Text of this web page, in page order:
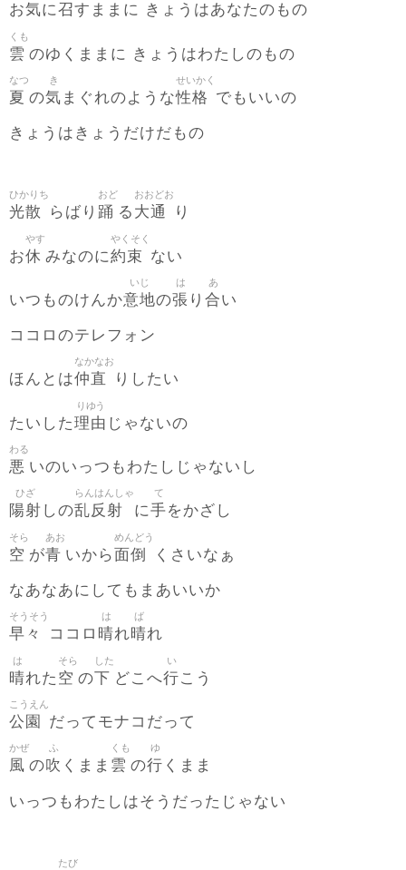
お気に召すままに きょうはあなたのもの
雲
くも
のゆくままに きょうはわたしのもの
夏
なつ
の気
き
まぐれのような性格
せいかく
でもいいの
きょうはきょうだけだもの
光散
ひかりち
らばり 踊
おど
る 大通
おおどお
り
お休
やす
みなのに約束
やくそく
ない
いつものけんか意地
いじ
の張
は
り 合
あ
い
ココロのテレフォン
ほんとは仲直
なかなお
りしたい
たいした理由
りゆう
じゃないの
悪
わる
いのいっつもわたしじゃないし
陽射
ひざ
しの乱反射
らんはんしゃ
に手
て
をかざし
空
そら
が青
あお
いから面倒
めんどう
くさいなぁ
なあなあにしてもまあいいか
早々
そうそう
ココロ 晴
は
れ晴
ば
れ
晴
は
れた 空
そら
の下
した
どこへ行
い
こう
公園
こうえん
だってモナコだって
風
かぜ
の吹
ふ
くまま 雲
くも
の行
ゆ
くまま
いっつもわたしはそうだったじゃない
たび